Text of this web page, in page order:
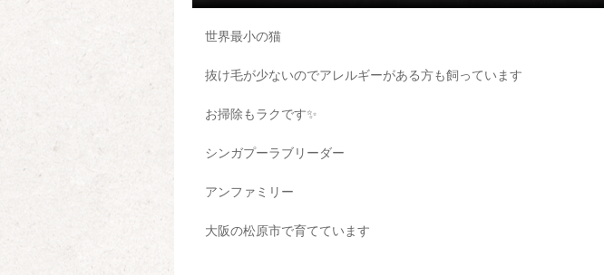
世界最小の猫
抜け毛が少ないのでアレルギーがある方も飼っています
お掃除もラクです✨
シンガプーラブリーダー
アンファミリー
大阪の松原市で育てています